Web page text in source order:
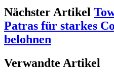
Nächster Artikel
Patras für starkes
belohnen
Verwandte Artikel